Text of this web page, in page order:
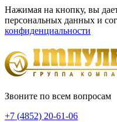
Нажимая на кнопку, вы
персональных данных и
конфиденциальности
Звоните по всем вопросам
+7 (4852) 20-61-06